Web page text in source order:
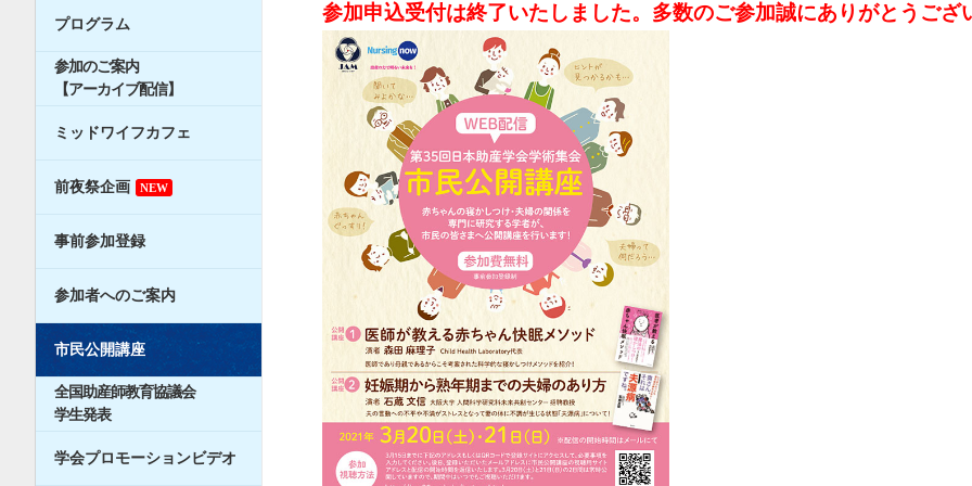
プログラム
参加のご案内
【アーカイブ配信】
ミッドワイフカフェ
前夜祭企画 NEW
事前参加登録
参加者へのご案内
市民公開講座
全国助産師教育協議会
学生発表
学会プロモーションビデオ
参加申込受付は終了いたしました。多数のご参加誠にありがとうござ